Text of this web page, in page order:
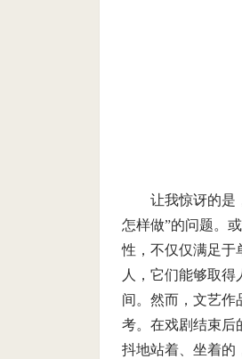
让我惊讶的是
怎样做”的问题。
性，不仅仅满足于
人，它们能够取
间。然而，文艺作
考。在戏剧结束后
抖地站着、坐着的